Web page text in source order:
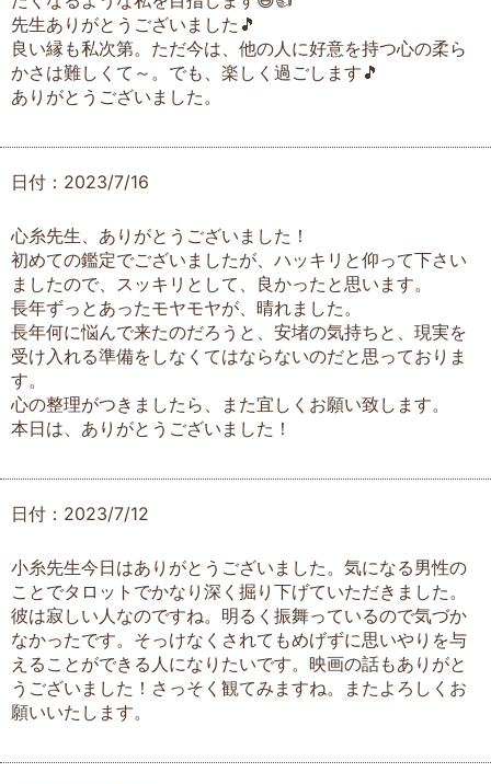
先生ありがとうございました🎵
良い縁も私次第。ただ今は、他の人に好意を持つ心の柔ら
かさは難しくて～。でも、楽しく過ごします🎵
ありがとうございました。
日付：2023/7/16
心糸先生、ありがとうございました！
初めての鑑定でございましたが、ハッキリと仰って下さい
ましたので、スッキリとして、良かったと思います。
長年ずっとあったモヤモヤが、晴れました。
長年何に悩んで来たのだろうと、安堵の気持ちと、現実を
受け入れる準備をしなくてはならないのだと思っておりま
す。
心の整理がつきましたら、また宜しくお願い致します。
本日は、ありがとうございました！
日付：2023/7/12
小糸先生今日はありがとうございました。気になる男性の
ことでタロットでかなり深く掘り下げていただきました。
彼は寂しい人なのですね。明るく振舞っているので気づか
なかったです。そっけなくされてもめげずに思いやりを与
えることができる人になりたいです。映画の話もありがと
うございました！さっそく観てみますね。またよろしくお
願いいたします。